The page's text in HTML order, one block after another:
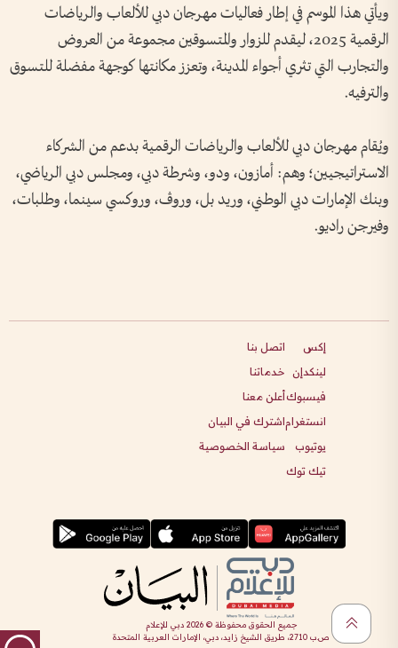
ويأتي هذا الموسم في إطار فعاليات مهرجان دبي للألعاب والرياضات
الرقمية 2025، ليقدم للزوار والمتسوقين مجموعة من العروض
والتجارب التي تثري أجواء المدينة، وتعزز مكانتها كوجهة مفضلة للتسوق
والترفيه.
ويُقام مهرجان دبي للألعاب والرياضات الرقمية بدعم من الشركاء
الاستراتيجيين؛ وهم: أمازون، ودو، وشرطة دبي، ومجلس دبي الرياضي،
وبنك الإمارات دبي الوطني، وريد بل، وروڤ، وروكسي سينما، وطلبات،
وفيرجن راديو.
إكس
لينكدإن
فيسبوك
انستغرام
يوتيوب
تيك توك
اتصل بنا
خدماتنا
أعلن معنا
اشترك في البيان
سياسة الخصوصية
جميع الحقوق محفوظة ©2026 دبي للإعلام
ص.ب 2710، طريق الشيخ زايد، دبي، الإمارات العربية المتحدة